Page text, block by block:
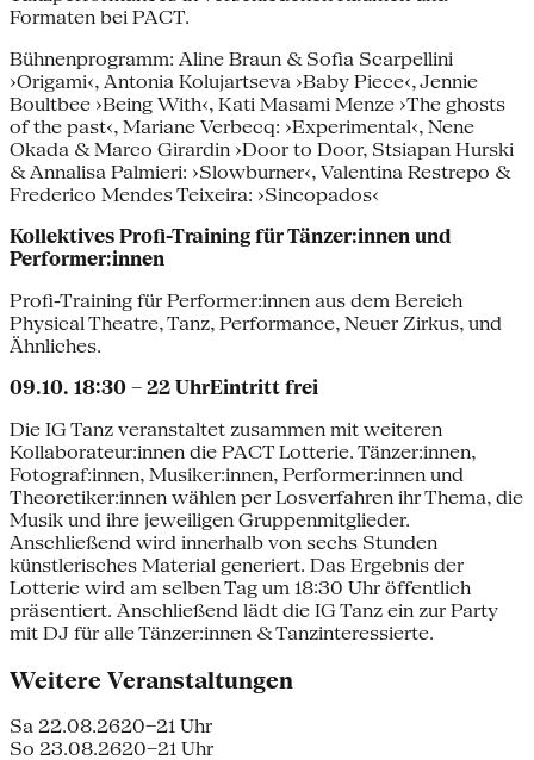
Formaten bei PACT.
Bühnenprogramm: Aline Braun & Sofia Scarpellini
›Origami‹, Antonia Kolujartseva ›Baby Piece‹, Jennie
Boultbee ›Being With‹, Kati Masami Menze ›The ghosts
of the past‹, Mariane Verbecq: ›Experimental‹, Nene
Okada & Marco Girardin ›Door to Door, Stsiapan Hurski
& Annalisa Palmieri: ›Slowburner‹, Valentina Restrepo &
Frederico Mendes Teixeira: ›Sincopados‹
Kollektives Profi-Training für Tänzer:innen und
Performer:innen
Profi-Training für Performer:innen aus dem Bereich
Physical Theatre, Tanz, Performance, Neuer Zirkus, und
Ähnliches.
09.10. 18:30 – 22 UhrEintritt frei
Die IG Tanz veranstaltet zusammen mit weiteren
Kollaborateur:innen die PACT Lotterie. Tänzer:innen,
Fotograf:innen, Musiker:innen, Performer:innen und
Theoretiker:innen wählen per Losverfahren ihr Thema, die
Musik und ihre jeweiligen Gruppenmitglieder.
Anschließend wird innerhalb von sechs Stunden
künstlerisches Material generiert. Das Ergebnis der
Lotterie wird am selben Tag um 18:30 Uhr öffentlich
präsentiert. Anschließend lädt die IG Tanz ein zur Party
mit DJ für alle Tänzer:innen & Tanzinteressierte.
Weitere Veranstaltungen
Sa 22.08.2620–21 Uhr
So 23.08.2620–21 Uhr